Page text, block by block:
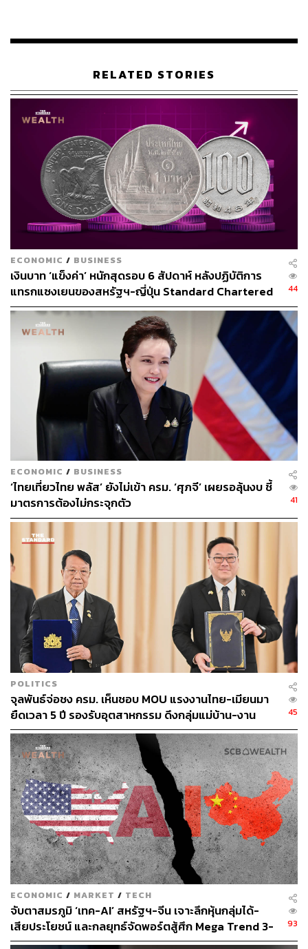
นายจ้าง 1 คนลงคะแนนเสียง ‘คัดค้าน’
โลเรนโซ ริโบนี ผู้แทนสหรัฐอเมริกา กล่าวต่อที่ประชุมว่า
สหรัฐฯ ไม่สนับสนุนอนุสัญญาที่มีผลผูกพันทางกฎหมายใน
ลักษณะของการออกข้อบังคับควบคุมสำหรับภาคเศรษฐกิจที่
มีการเปลี่ยนแปลงอย่างรวดเร็ว
ริโบนีระบุว่า “เรื่องนี้เห็นได้ชัดเจนอย่างยิ่งในระบบเศรษฐกิจ
แพลตฟอร์มที่มีความเกี่ยวเนื่องกันในหลายภาคส่วน ซึ่งกฎ
เกณฑ์ที่เข้มงวดจนเกินไปจะขัดขวางนวัตกรรม และสร้าง
ความเสียหายต่อแรงงานกลุ่มที่กฎเกณฑ์เหล่านี้ตั้งใจจะ
เข้าไปช่วยเหลือ”
‘ก้าวสำคัญ’ สำหรับแรงงานแพลตฟอร์ม
ธนาคารโลกประเมินว่า จำนวนแรงงานแพลตฟอร์มที่ทำงาน
ผ่านแอปพลิเคชันทั่วโลก มีจำนวนอยู่ระหว่าง 154 ล้านคน
ถึง 435 ล้านคน อย่างไรก็ตาม กลุ่มสิทธิมนุษยชนต่างๆ ซึ่ง
รวมถึงองค์กรฮิวแมนไรตส์วอตช์ (Human Rights Watch)
และสหภาพแรงงาน ระบุว่า การจัดประเภทสถานะแรงงาน
เป็น ‘ผู้รับจ้างอิสระ’ อย่างแพร่หลาย ช่วยเปิดโอกาสให้บริษัท
ต่างๆ หลีกเลี่ยงการจ่ายค่าแรงขั้นต่ำและการจัดสรร
สวัสดิการ
โดยในรายงานขององค์กรฮิวแมนไรตส์วอตช์ประจำปี 2025
พบว่า แรงงานแพลตฟอร์มในสหรัฐฯ ที่เข้าร่วมการสำรวจ มี
รายได้ค่าเฉลี่ยกลาง (Median) อยู่ที่ 5.12 ดอลลาร์ต่อชั่วโมง
หลังหักค่าใช้จ่าย ซึ่งทำให้ค่าตอบแทนโดยรวมต่ำกว่าอัตรา
ค่าแรงขั้นต่ำของรัฐบาลกลางประมาณ 30%
อแมนดา บราวน์ รองประธานกลุ่มฝ่ายแรงงานของ ILO
กล่าวว่า ข้อตกลงดังกล่าวถือเป็นก้าวสำคัญสำหรับแรงงาน
แพลตฟอร์มทั่วโลก และเป็นการตอบสนองต่อปัญหาการ
ละเมิดและการแสวงหาประโยชน์จากแรงงานที่มีหลักฐาน
เชิงประจักษ์มานานหลายปี
Human Rights Watch แนะรัฐเร่งให้สัตยาบัน-บัญญัติ
เป็นกฎหมาย
เลนา ซิเมต (Lena Simet) ที่ปรึกษาอาวุโสด้านความยุติธรรม
ทางเศรษฐกิจขององค์กรฮิวแมนไรตส์วอตช์ กล่าวว่า การ
รับรองสัญญาฉบับนี้ถือเป็นจุดเปลี่ยนสำคัญสำหรับแรงงาน
แพลตฟอร์มหลายล้านคนที่ถูกปฏิเสธการคุ้มครองแรงงาน
รัฐบาลของประเทศต่างๆ ได้ตระหนักแล้วว่าบริษัทต่างๆ ไม่
สามารถใช้เทคโนโลยีใหม่ๆ เป็นช่องโหว่ในการหลีกเลี่ยง
การปฏิบัติตามสิทธิของแรงงาน ซึ่งรวมถึงค่าตอบแทนที่เป็น
ธรรม เงื่อนไขการทำงานที่ปลอดภัย และการประกันสังคม
องค์กรฮิวแมนไรตส์วอตช์ยังระบุว่า รัฐบาลของแต่ละประเทศ
ควรให้สัตยาบันแก่อนุสัญญาดังกล่าวโดยเร็ว และนำไป
บัญญัติเป็นกฎหมายภายในประเทศ นอกจากนี้ รัฐบาลควร
RELATED STORIES
ECONOMIC / BUSINESS
เงินบาท ‘แข็งค่า’ หนักสุดรอบ 6 สัปดาห์ หลังปฏิบัติการ
แทรกแซงเยนของสหรัฐฯ-ญี่ปุ่น Standard Chartered
เปิดเป้าสิ้นปีนี้จ่อแข็งต่อแตะ 32.50 บาทต่อดอลลาร์
44
ECONOMIC / BUSINESS
‘ไทยเที่ยวไทย พลัส’ ยังไม่เข้า ครม. ‘ศุภจี’ เผยรอลุ้นงบ ชี้
มาตรการต้องไม่กระจุกตัว
41
POLITICS
จุลพันธ์จ่อชง ครม. เห็นชอบ MOU แรงงานไทย-เมียนมา
ยืดเวลา 5 ปี รองรับอุตสาหกรรม ดึงกลุ่มแม่บ้าน-งาน
อิสระเข้าสู่ระบบประกันสังคม
45
ECONOMIC / MARKET / TECH
จับตาสมรภูมิ ‘เทค-AI’ สหรัฐฯ-จีน เจาะลึกหุ้นกลุ่มได้-
เสียประโยชน์ และกลยุทธ์จัดพอร์ตสู้ศึก Mega Trend 3-
5 ปีข้างหน้า
93